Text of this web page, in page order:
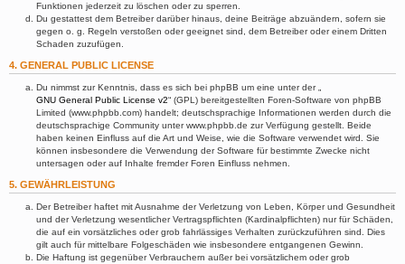
Funktionen jederzeit zu löschen oder zu sperren.
Du gestattest dem Betreiber darüber hinaus, deine Beiträge abzuändern, sofern sie
gegen o. g. Regeln verstoßen oder geeignet sind, dem Betreiber oder einem Dritten
Schaden zuzufügen.
4. GENERAL PUBLIC LICENSE
Du nimmst zur Kenntnis, dass es sich bei phpBB um eine unter der „
GNU General Public License v2“ (GPL) bereitgestellten Foren-Software von phpBB
Limited (www.phpbb.com) handelt; deutschsprachige Informationen werden durch die
deutschsprachige Community unter www.phpbb.de zur Verfügung gestellt. Beide
haben keinen Einfluss auf die Art und Weise, wie die Software verwendet wird. Sie
können insbesondere die Verwendung der Software für bestimmte Zwecke nicht
untersagen oder auf Inhalte fremder Foren Einfluss nehmen.
5. GEWÄHRLEISTUNG
Der Betreiber haftet mit Ausnahme der Verletzung von Leben, Körper und Gesundheit
und der Verletzung wesentlicher Vertragspflichten (Kardinalpflichten) nur für Schäden,
die auf ein vorsätzliches oder grob fahrlässiges Verhalten zurückzuführen sind. Dies
gilt auch für mittelbare Folgeschäden wie insbesondere entgangenen Gewinn.
Die Haftung ist gegenüber Verbrauchern außer bei vorsätzlichem oder grob